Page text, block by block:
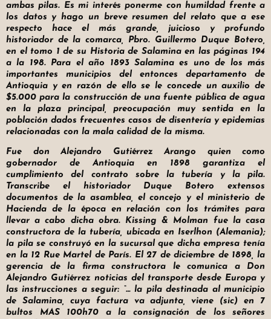
ambas pilas. Es mi interés ponerme con humildad frente a
los datos y hago un breve resumen del relato que a ese
respecto hace el más grande, juicioso y profundo
historiador de la comarca, Pbro. Guillermo Duque Botero,
en el tomo 1 de su Historia de Salamina en las páginas 194
a la 198. Para el año 1893 Salamina es uno de los más
importantes municipios del entonces departamento de
Antioquia y en razón de ello se le concede un auxilio de
$5.000 para la construcción de una fuente pública de agua
en la plaza principal, preocupación muy sentida en la
población dados frecuentes casos de disentería y epidemias
relacionadas con la mala calidad de la misma.
Fue don Alejandro Gutiérrez Arango quien como
gobernador de Antioquia en 1898 garantiza el
cumplimiento del contrato sobre la tubería y la pila.
Transcribe el historiador Duque Botero extensos
documentos de la asamblea, el concejo y el ministerio de
Hacienda de la época en relación con los trámites para
llevar a cabo dicha obra. Kissing & Molman fue la casa
constructora de la tubería, ubicada en Iserlhon (Alemania);
la pila se construyó en la sucursal que dicha empresa tenía
en la 12 Rue Martel de París. El 27 de diciembre de 1898, la
gerencia de la firma constructora le comunica a Don
Alejandro Gutiérrez noticias del transporte desde Europa y
las instrucciones a seguir: “… la pila destinada al municipio
de Salamina, cuya factura va adjunta, viene (sic) en 7
bultos MAS 100h70 a la consignación de los señores